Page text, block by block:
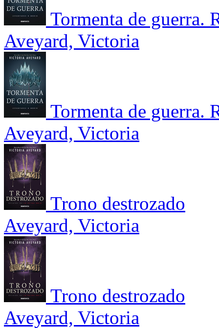
Tormenta de guerra.
Aveyard, Victoria
Tormenta de guerra.
Aveyard, Victoria
Trono destrozado
Aveyard, Victoria
Trono destrozado
Aveyard, Victoria